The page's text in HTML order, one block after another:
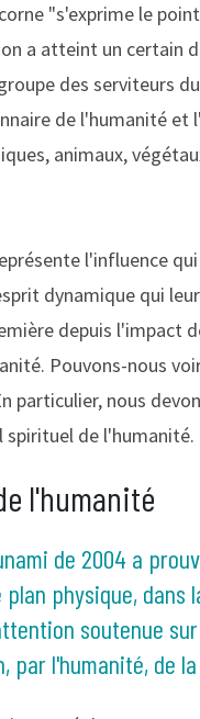
"s'exprime le
a atteint un
des serviteurs
de l'humanité et
animaux,
l'influence
dynamique qui
depuis l'impact
Pouvons-nous
particulier, nous
de l'humanité.
l'humanité
de 2004 a
physique,
soutenue
par l'humanité, de